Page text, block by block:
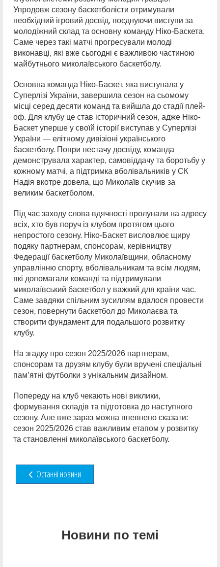
Упродовж сезону баскетболісти отримували
необхідний ігровий досвід, поєднуючи виступи за
молодіжний склад та основну команду Ніко-Баскета.
Саме через такі матчі прогресували молоді
виконавці, які вже сьогодні є важливою частиною
майбутнього миколаївського баскетболу.
Основна команда Ніко-Баскет, яка виступала у
Суперлізі України, завершила сезон на сьомому
місці серед десяти команд та вийшла до стадії плей-
оф. Для клубу це став історичний сезон, адже Ніко-
Баскет уперше у своїй історії виступав у Суперлізі
України — елітному дивізіоні українського
баскетболу. Попри нестачу досвіду, команда
демонструвала характер, самовіддачу та боротьбу у
кожному матчі, а підтримка вболівальників у СК
Надія вкотре довела, що Миколаїв скучив за
великим баскетболом.
Під час заходу слова вдячності пролунали на адресу
всіх, хто був поруч із клубом протягом цього
непростого сезону. Ніко-Баскет висловлює щиру
подяку партнерам, спонсорам, керівництву
Федерації баскетболу Миколаївщини, обласному
управлінню спорту, вболівальникам та всім людям,
які допомагали команді та підтримували
миколаївський баскетбол у важкий для країни час.
Саме завдяки спільним зусиллям вдалося провести
сезон, повернути баскетбол до Миколаєва та
створити фундамент для подальшого розвитку
клубу.
На згадку про сезон 2025/2026 партнерам,
спонсорам та друзям клубу були вручені спеціальні
пам’ятні футболки з унікальним дизайном.
Попереду на клуб чекають нові виклики,
формування складів та підготовка до наступного
сезону. Але вже зараз можна впевнено сказати:
сезон 2025/2026 став важливим етапом у розвитку
та становленні миколаївського баскетболу.
Останні новини
Новини по темі